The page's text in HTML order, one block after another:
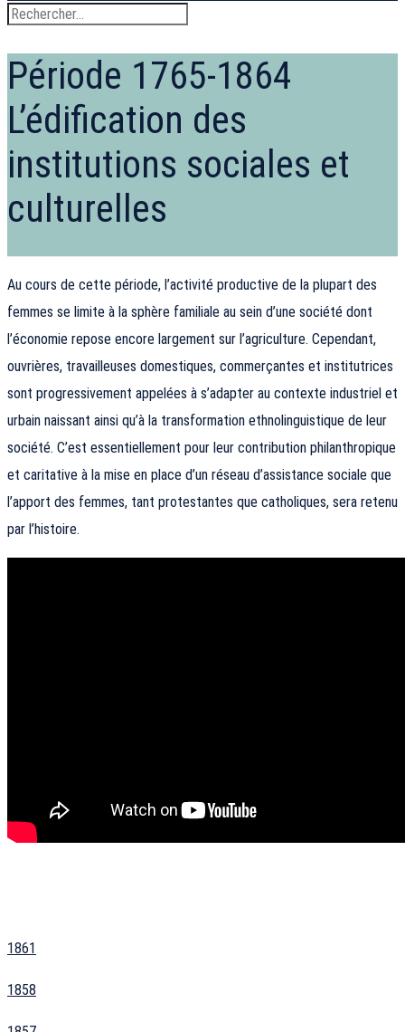
Période 1765-1864
L’édification des
institutions sociales et
culturelles
Au cours de cette période, l’activité productive de la plupart des
femmes se limite à la sphère familiale au sein d’une société dont
l’économie repose encore largement sur l’agriculture. Cependant,
ouvrières, travailleuses domestiques, commerçantes et institutrices
sont progressivement appelées à s’adapter au contexte industriel et
urbain naissant ainsi qu’à la transformation ethnolinguistique de leur
société. C’est essentiellement pour leur contribution philanthropique
et caritative à la mise en place d’un réseau d’assistance sociale que
l’apport des femmes, tant protestantes que catholiques, sera retenu
par l’histoire.
1861
1858